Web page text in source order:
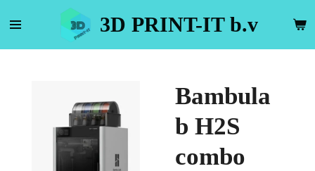
direct
3D PRINT-IT b.v
Bambula
b H2S
combo